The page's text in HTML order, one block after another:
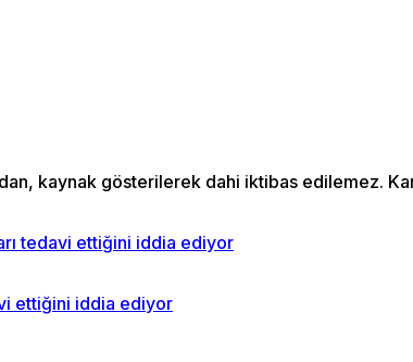
kaynak gösterilerek dahi iktibas edilemez.
ettiğini iddia ediyor